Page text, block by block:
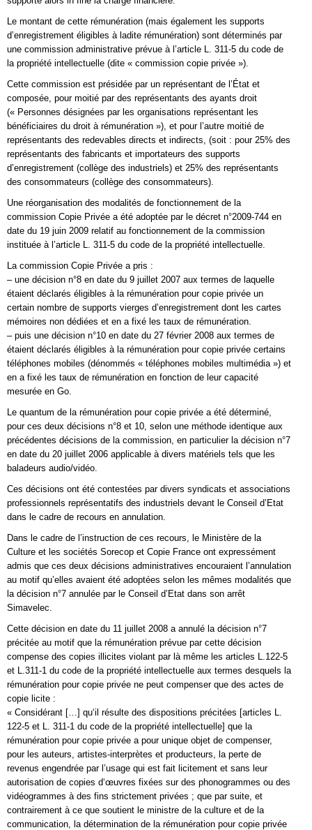
Le montant de cette rémunération (mais également les supports
d’enregistrement éligibles à ladite rémunération) sont déterminés par
une commission administrative prévue à l’article L. 311-5 du code de
la propriété intellectuelle (dite « commission copie privée »).
Cette commission est présidée par un représentant de l’État et
composée, pour moitié par des représentants des ayants droit
(« Personnes désignées par les organisations représentant les
bénéficiaires du droit à rémunération »), et pour l’autre moitié de
représentants des redevables directs et indirects, (soit : pour 25% des
représentants des fabricants et importateurs des supports
d’enregistrement (collège des industriels) et 25% des représentants
des consommateurs (collège des consommateurs).
Une réorganisation des modalités de fonctionnement de la
commission Copie Privée a été adoptée par le décret n°2009-744 en
date du 19 juin 2009 relatif au fonctionnement de la commission
instituée à l’article L. 311-5 du code de la propriété intellectuelle.
La commission Copie Privée a pris :
– une décision n°8 en date du 9 juillet 2007 aux termes de laquelle
étaient déclarés éligibles à la rémunération pour copie privée un
certain nombre de supports vierges d’enregistrement dont les cartes
mémoires non dédiées et en a fixé les taux de rémunération.
– puis une décision n°10 en date du 27 février 2008 aux termes de
étaient déclarés éligibles à la rémunération pour copie privée certains
téléphones mobiles (dénommés « téléphones mobiles multimédia ») et
en a fixé les taux de rémunération en fonction de leur capacité
mesurée en Go.
Le quantum de la rémunération pour copie privée a été déterminé,
pour ces deux décisions n°8 et 10, selon une méthode identique aux
précédentes décisions de la commission, en particulier la décision n°7
en date du 20 juillet 2006 applicable à divers matériels tels que les
baladeurs audio/vidéo.
Ces décisions ont été contestées par divers syndicats et associations
professionnels représentatifs des industriels devant le Conseil d’Etat
dans le cadre de recours en annulation.
Dans le cadre de l’instruction de ces recours, le Ministère de la
Culture et les sociétés Sorecop et Copie France ont expressément
admis que ces deux décisions administratives encouraient l’annulation
au motif qu’elles avaient été adoptées selon les mêmes modalités que
la décision n°7 annulée par le Conseil d’Etat dans son arrêt
Simavelec.
Cette décision en date du 11 juillet 2008 a annulé la décision n°7
précitée au motif que la rémunération prévue par cette décision
compense des copies illicites violant par là même les articles L.122-5
et L.311-1 du code de la propriété intellectuelle aux termes desquels la
rémunération pour copie privée ne peut compenser que des actes de
copie licite :
« Considérant […] qu‘il résulte des dispositions précitées [articles L.
122-5 et L. 311-1 du code de la propriété intellectuelle] que la
rémunération pour copie privée a pour unique objet de compenser,
pour les auteurs, artistes-interprètes et producteurs, la perte de
revenus engendrée par l’usage qui est fait licitement et sans leur
autorisation de copies d‘œuvres fixées sur des phonogrammes ou des
vidéogrammes à des fins strictement privées ; que par suite, et
contrairement à ce que soutient le ministre de la culture et de la
communication, la détermination de la rémunération pour copie privée